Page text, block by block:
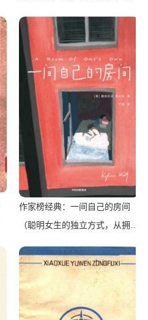
版社 2011）
作家榜经典：一间自己的房间
（聪明女生的独立方式，从拥有
必读） (大星文化出品)（维吉尼
亚·伍尔夫 [维吉尼亚·伍尔夫]）
（陈芮 2019）